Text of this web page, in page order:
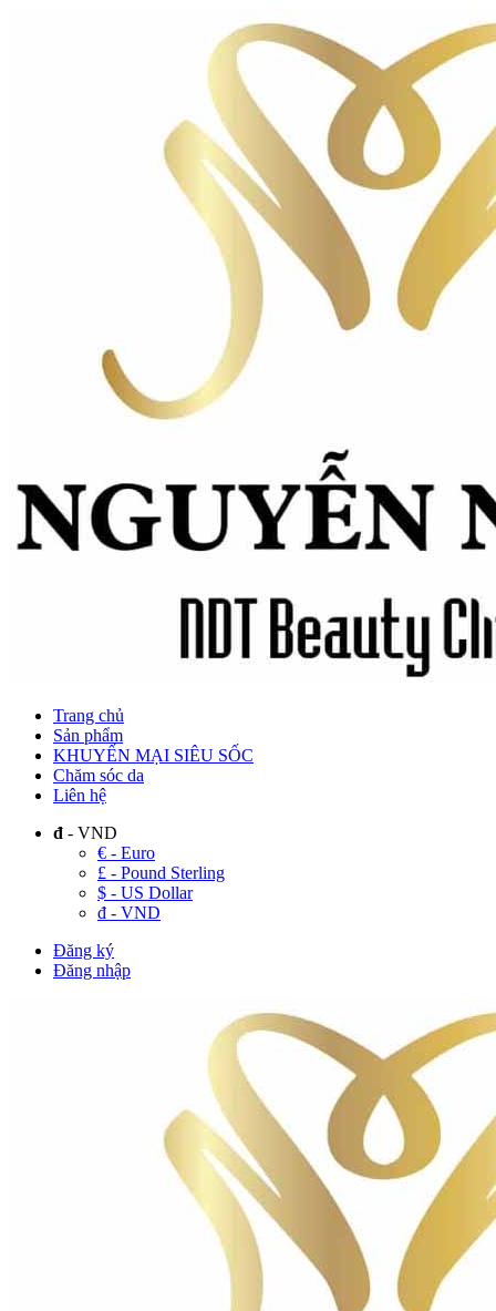
Trang chủ
Sản phẩm
KHUYẾN MẠI SIÊU SỐC
Chăm sóc da
Liên hệ
đ - VND
€ - Euro
£ - Pound Sterling
$ - US Dollar
đ - VND
Đăng ký
Đăng nhập